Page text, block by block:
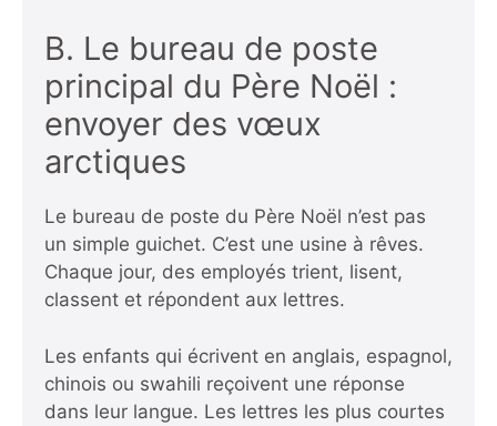
B. Le bureau de poste
principal du Père Noël :
envoyer des vœux
arctiques
Le bureau de poste du Père Noël n’est pas
un simple guichet. C’est une usine à rêves.
Chaque jour, des employés trient, lisent,
classent et répondent aux lettres.
Les enfants qui écrivent en anglais, espagnol,
chinois ou swahili reçoivent une réponse
dans leur langue. Les lettres les plus courtes